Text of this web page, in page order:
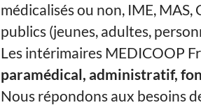
médicalisés ou non, IME,
publics (jeunes, adultes,
Les intérimaires MEDICOOP
paramédical, administratif,
Nous répondons aux besoins